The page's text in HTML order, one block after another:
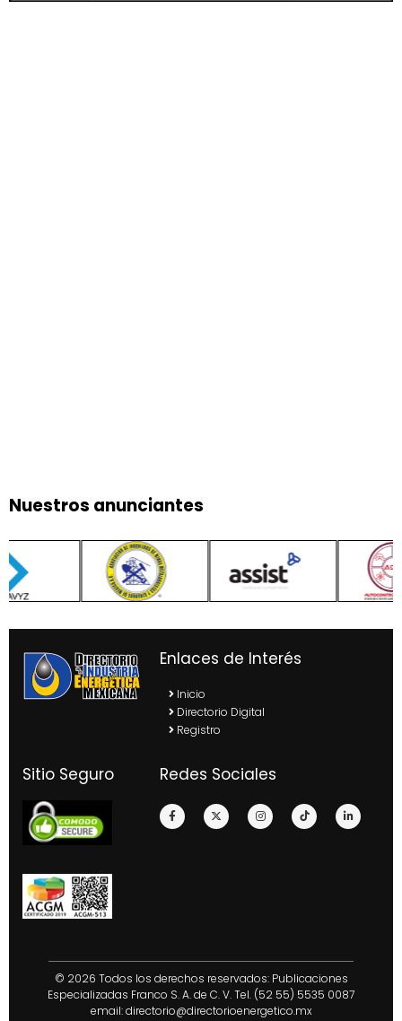
Nuestros anunciantes
Enlaces de Interés
Inicio
Directorio Digital
Registro
Sitio Seguro Redes Sociales
© 2026 Todos los derechos reservados: Publicaciones
Especializadas Franco S. A. de C. V. Tel. (52 55) 5535 0087
email:directorio@directorioenergetico.mx